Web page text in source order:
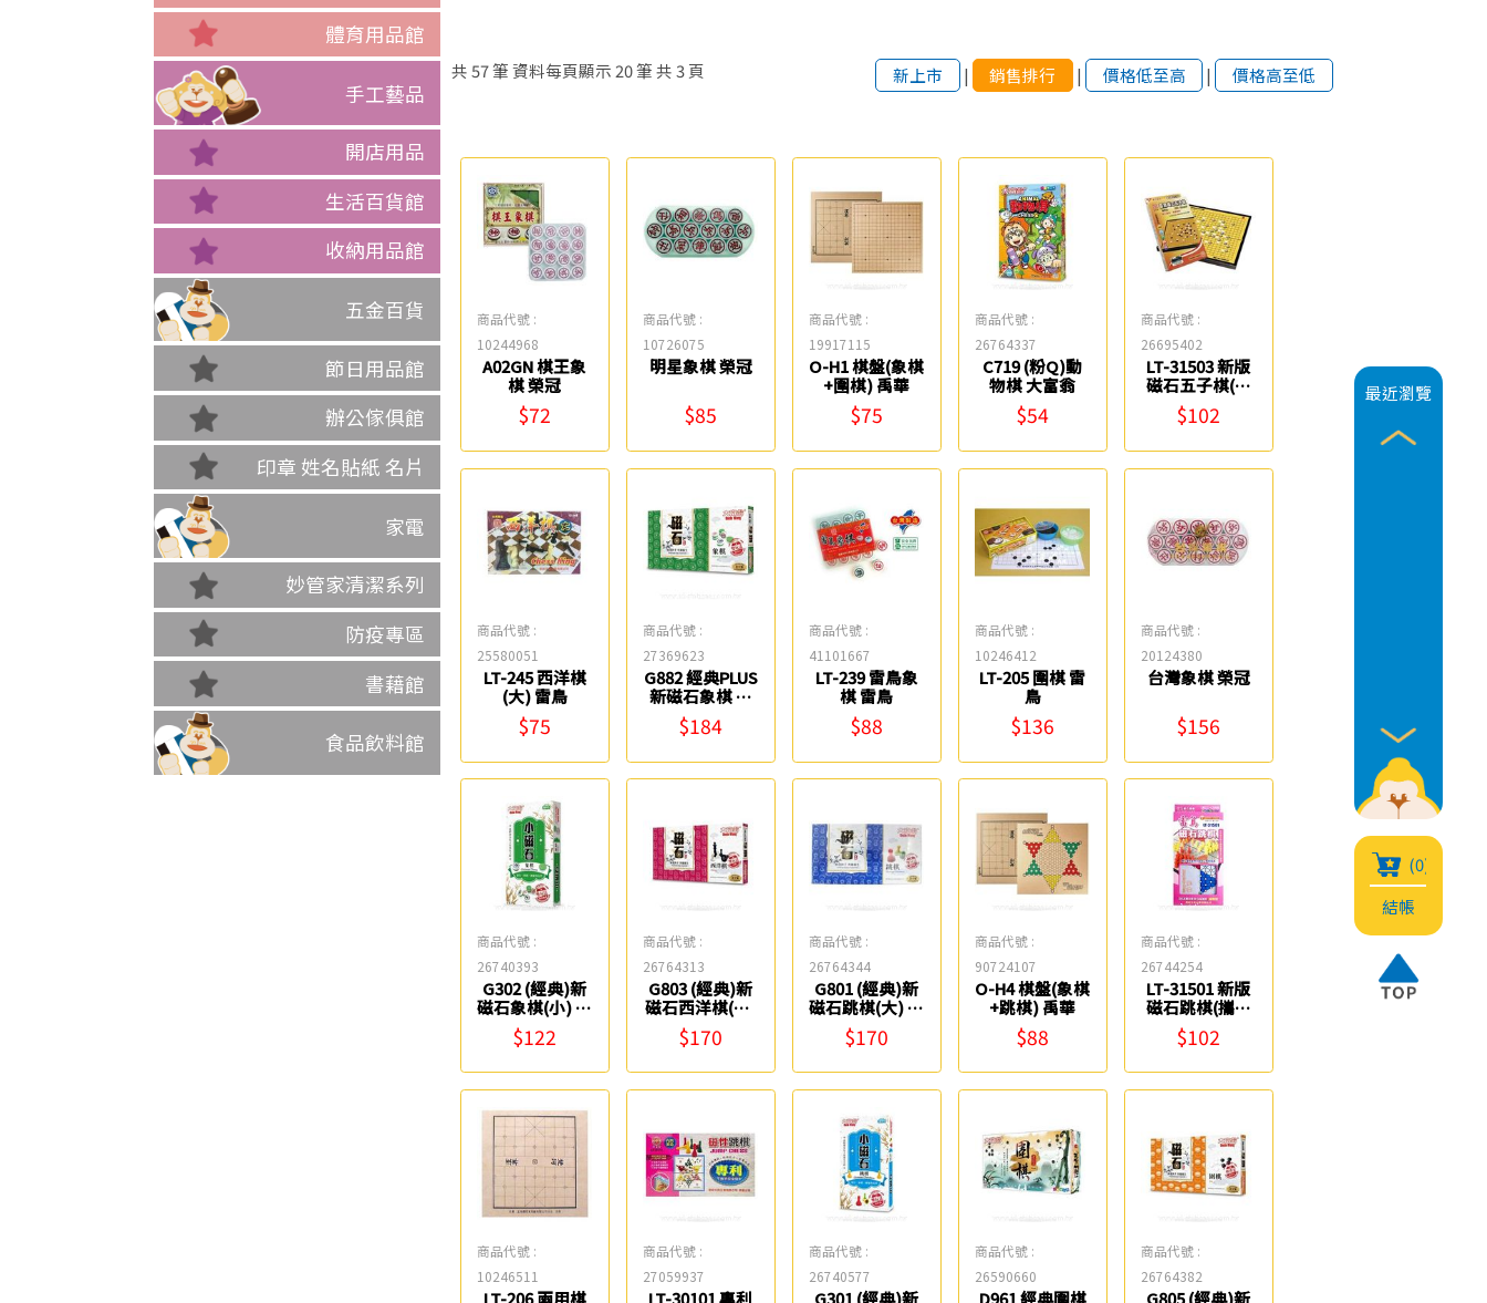
最近瀏覽
(0)
結帳
體育用品館
手工藝品
開店用品
生活百貨館
收納用品館
五金百貨
節日用品館
辦公傢俱館
印章 姓名貼紙 名片
家電
妙管家清潔系列
防疫專區
書藉館
食品飲料館
共 57筆 資料每頁顯示 20筆 共 3頁 新上市 | 銷售排行 | 價格低至高 | 價格高至低
商品代號 :
10244968
A02GN 棋王象
棋 榮冠
$72
商品代號 :
10726075
明星象棋 榮冠
$85
商品代號 :
19917115
O-H1 棋盤(象棋
+圍棋) 禹華
$75
商品代號 :
26764337
C719 (粉Q)動
物棋 大富翁
$54
商品代號 :
26695402
LT-31503 新版
磁石五子棋(攜
帶型) 雷鳥
$102
商品代號 :
25580051
LT-245 西洋棋
(大) 雷鳥
$75
商品代號 :
27369623
G882 經典PLUS
新磁石象棋 大
富翁
$184
商品代號 :
41101667
LT-239 雷鳥象
棋 雷鳥
$88
商品代號 :
10246412
LT-205 圍棋 雷
鳥
$136
商品代號 :
20124380
台灣象棋 榮冠
$156
商品代號 :
26740393
G302 (經典)新
磁石象棋(小) 大
富翁
$122
商品代號 :
26764313
G803 (經典)新
磁石西洋棋(大)
大富翁
$170
商品代號 :
26764344
G801 (經典)新
磁石跳棋(大) 大
富翁
$170
商品代號 :
90724107
O-H4 棋盤(象棋
+跳棋) 禹華
$88
商品代號 :
26744254
LT-31501 新版
磁石跳棋(攜帶
型) 雷鳥
$102
商品代號 :
10246511
商品代號 :
27059937
商品代號 :
26740577
商品代號 :
26590660
商品代號 :
26764382